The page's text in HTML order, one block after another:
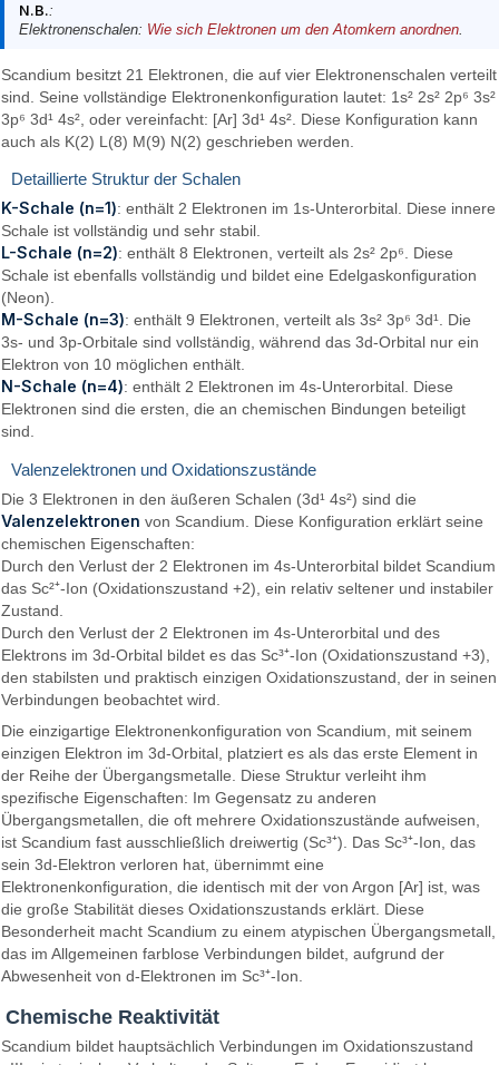
N.B.:
Elektronenschalen: Wie sich Elektronen um den Atomkern anordnen.
Scandium besitzt 21 Elektronen, die auf vier Elektronenschalen verteilt
sind. Seine vollständige Elektronenkonfiguration lautet: 1s² 2s² 2p⁶ 3s²
3p⁶ 3d¹ 4s², oder vereinfacht: [Ar] 3d¹ 4s². Diese Konfiguration kann
auch als K(2) L(8) M(9) N(2) geschrieben werden.
Detaillierte Struktur der Schalen
K-Schale (n=1): enthält 2 Elektronen im 1s-Unterorbital. Diese innere
Schale ist vollständig und sehr stabil.
L-Schale (n=2): enthält 8 Elektronen, verteilt als 2s² 2p⁶. Diese
Schale ist ebenfalls vollständig und bildet eine Edelgaskonfiguration
(Neon).
M-Schale (n=3): enthält 9 Elektronen, verteilt als 3s² 3p⁶ 3d¹. Die
3s- und 3p-Orbitale sind vollständig, während das 3d-Orbital nur ein
Elektron von 10 möglichen enthält.
N-Schale (n=4): enthält 2 Elektronen im 4s-Unterorbital. Diese
Elektronen sind die ersten, die an chemischen Bindungen beteiligt
sind.
Valenzelektronen und Oxidationszustände
Die 3 Elektronen in den äußeren Schalen (3d¹ 4s²) sind die
Valenzelektronen von Scandium. Diese Konfiguration erklärt seine
chemischen Eigenschaften:
Durch den Verlust der 2 Elektronen im 4s-Unterorbital bildet Scandium
das Sc²⁺-Ion (Oxidationszustand +2), ein relativ seltener und instabiler
Zustand.
Durch den Verlust der 2 Elektronen im 4s-Unterorbital und des
Elektrons im 3d-Orbital bildet es das Sc³⁺-Ion (Oxidationszustand +3),
den stabilsten und praktisch einzigen Oxidationszustand, der in seinen
Verbindungen beobachtet wird.
Die einzigartige Elektronenkonfiguration von Scandium, mit seinem
einzigen Elektron im 3d-Orbital, platziert es als das erste Element in
der Reihe der Übergangsmetalle. Diese Struktur verleiht ihm
spezifische Eigenschaften: Im Gegensatz zu anderen
Übergangsmetallen, die oft mehrere Oxidationszustände aufweisen,
ist Scandium fast ausschließlich dreiwertig (Sc³⁺). Das Sc³⁺-Ion, das
sein 3d-Elektron verloren hat, übernimmt eine
Elektronenkonfiguration, die identisch mit der von Argon [Ar] ist, was
die große Stabilität dieses Oxidationszustands erklärt. Diese
Besonderheit macht Scandium zu einem atypischen Übergangsmetall,
das im Allgemeinen farblose Verbindungen bildet, aufgrund der
Abwesenheit von d-Elektronen im Sc³⁺-Ion.
Chemische Reaktivität
Scandium bildet hauptsächlich Verbindungen im Oxidationszustand